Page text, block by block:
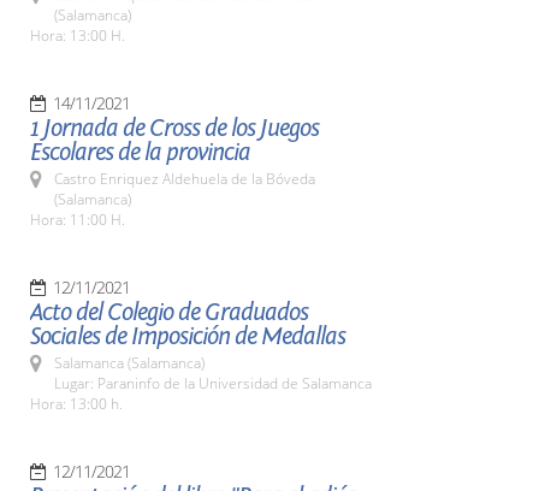
(Salamanca)
Hora: 13:00 H.
14/11/2021
1 Jornada de Cross de los Juegos
Escolares de la provincia
Castro Enriquez Aldehuela de la Bóveda
(Salamanca)
Hora: 11:00 H.
12/11/2021
Acto del Colegio de Graduados
Sociales de Imposición de Medallas
Salamanca (Salamanca)
Lugar: Paraninfo de la Universidad de Salamanca
Hora: 13:00 h.
12/11/2021